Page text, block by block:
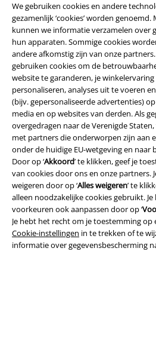
We gebruiken cookies en andere
gezamenlijk ‘cookies’ worden
kunnen we informatie verzamelen over
hun apparaten. Sommige cookies
andere afkomstig zijn van onze
gebruiken cookies om de
website te garanderen, je
personaliseren, analyses uit te voeren
(bijv. gepersonaliseerde advertenties)
media en op websites van derden. Als
overgedragen naar de Verenigde
met partners die onderworpen zijn aan
onder de huidige EU-wetgeving en naar
Door op ‘Akkoord’ te klikken, geef je
van cookies door ons en onze partners.
weigeren door op ‘Alles weigeren’ te
alleen noodzakelijke cookies gebruikt.
voorkeuren ook aanpassen door op ‘
Je hebt het recht om je toestemming
Cookie-instellingen in te trekken of te
informatie over gegevensbescherming
Legal
Algemene Voorwaarden
Bedrijfsgegevens
Privacyverklaring
Verklaring van conformiteit
Informatie over toegankelijkheid